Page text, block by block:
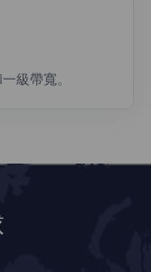
級帶寬。